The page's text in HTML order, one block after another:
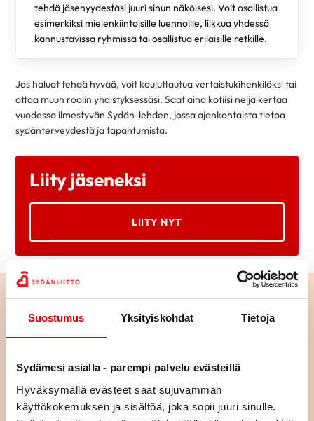
Suostumus Yksityiskohdat Tietoja
Sydämesi asialla - parempi palvelu evästeillä
Hyväksymällä evästeet saat sujuvamman
käyttökokemuksen ja sisältöä, joka sopii juuri sinulle.
tehdä jäsenyydestäsi juuri sinun näköisesi. Voit osallistua
esimerkiksi mielenkiintoisille luennoille, liikkua yhdessä
kannustavissa ryhmissä tai osallistua erilaisille retkille.
Jos haluat tehdä hyvää, voit kouluttautua vertaistukihenkilöksi tai
ottaa muun roolin yhdistyksessäsi. Saat aina kotiisi neljä kertaa
vuodessa ilmestyvän Sydän-lehden, jossa ajankohtaista tietoa
sydänterveydestä ja tapahtumista.
Liity jäseneksi
LIITY NYT